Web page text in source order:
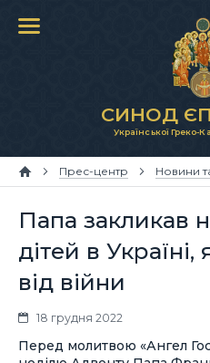
СИНОД
Української Греко-
Прес-центр Новини
Папа закликав
дітей в
від війни
18 грудня 2022
Перед молитвою «Ангел